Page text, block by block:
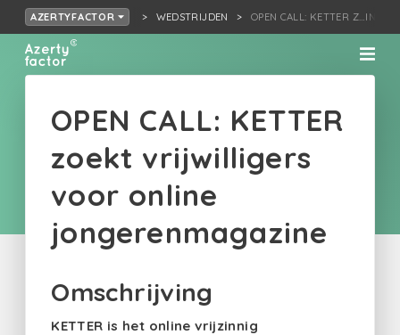
AZERTYFACTOR WEDSTRIJDEN OPEN CALL: KETTER Z…INE
OPEN CALL: KETTER
zoekt vrijwilligers
voor online
jongerenmagazine
Omschrijving
KETTER is het online vrijzinnig